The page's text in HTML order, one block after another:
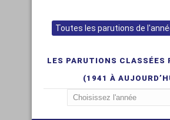
Toutes les parutions de
LES PARUTIONS CLASSÉES
(1941 À